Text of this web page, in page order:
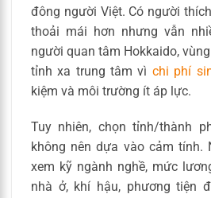
đông người Việt. Có người
thoải mái hơn nhưng vẫn
người quan tâm Hokkaido,
tỉnh xa trung tâm vì chi phí
kiệm và môi trường ít áp lực.
Tuy nhiên, chọn tỉnh/thành
không nên dựa vào cảm tính.
xem kỹ ngành nghề, mức
nhà ở, khí hậu, phương tiện